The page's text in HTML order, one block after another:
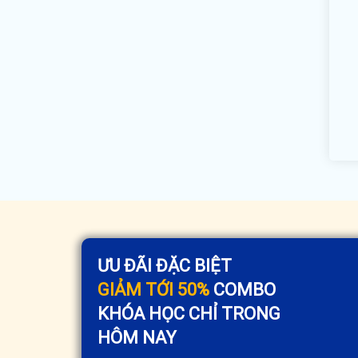
ƯU ĐÃI ĐẶC BIỆT
GIẢM TỚI 50% COMBO
KHÓA HỌC CHỈ TRONG
HÔM NAY